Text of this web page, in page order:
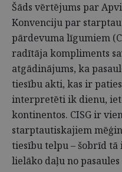
Šāds vērtējums par
Konvenciju par
pārdevuma līgumiem
radītāja kompliments
atgādinājums, ka
tiesību akti, kas ir
interpretēti ik dienu,
kontinentos. CISG ir
starptautiskajiem
tiesību telpu – šobrīd
lielāko daļu no